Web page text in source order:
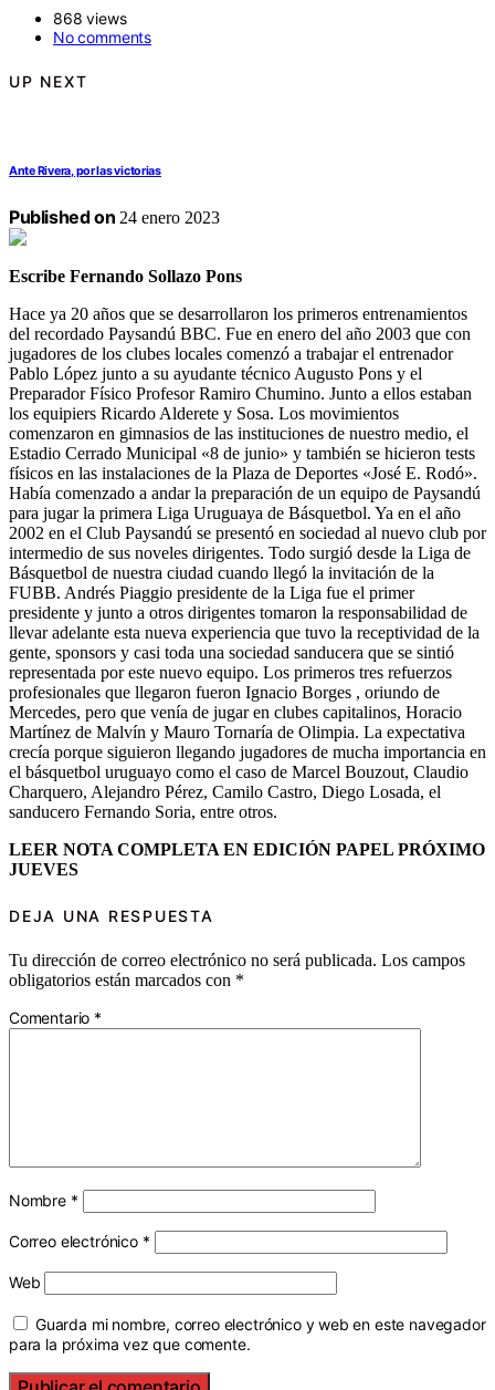
868 views
No comments
UP NEXT
Ante Rivera, por las victorias
Published on 24 enero 2023
Escribe Fernando Sollazo Pons
Hace ya 20 años que se desarrollaron los primeros entrenamientos
del recordado Paysandú BBC. Fue en enero del año 2003 que con
jugadores de los clubes locales comenzó a trabajar el entrenador
Pablo López junto a su ayudante técnico Augusto Pons y el
Preparador Físico Profesor Ramiro Chumino. Junto a ellos estaban
los equipiers Ricardo Alderete y Sosa. Los movimientos
comenzaron en gimnasios de las instituciones de nuestro medio, el
Estadio Cerrado Municipal «8 de junio» y también se hicieron tests
físicos en las instalaciones de la Plaza de Deportes «José E. Rodó».
Había comenzado a andar la preparación de un equipo de Paysandú
para jugar la primera Liga Uruguaya de Básquetbol. Ya en el año
2002 en el Club Paysandú se presentó en sociedad al nuevo club por
intermedio de sus noveles dirigentes. Todo surgió desde la Liga de
Básquetbol de nuestra ciudad cuando llegó la invitación de la
FUBB. Andrés Piaggio presidente de la Liga fue el primer
presidente y junto a otros dirigentes tomaron la responsabilidad de
llevar adelante esta nueva experiencia que tuvo la receptividad de la
gente, sponsors y casi toda una sociedad sanducera que se sintió
representada por este nuevo equipo. Los primeros tres refuerzos
profesionales que llegaron fueron Ignacio Borges , oriundo de
Mercedes, pero que venía de jugar en clubes capitalinos, Horacio
Martínez de Malvín y Mauro Tornaría de Olimpia. La expectativa
crecía porque siguieron llegando jugadores de mucha importancia en
el básquetbol uruguayo como el caso de Marcel Bouzout, Claudio
Charquero, Alejandro Pérez, Camilo Castro, Diego Losada, el
sanducero Fernando Soria, entre otros.
LEER NOTA COMPLETA EN EDICIÓN PAPEL PRÓXIMO
JUEVES
DEJA UNA RESPUESTA
Tu dirección de correo electrónico no será publicada. Los campos
obligatorios están marcados con *
Comentario *
Nombre *
Correo electrónico *
Web
Guarda mi nombre, correo electrónico y web en este navegador
para la próxima vez que comente.